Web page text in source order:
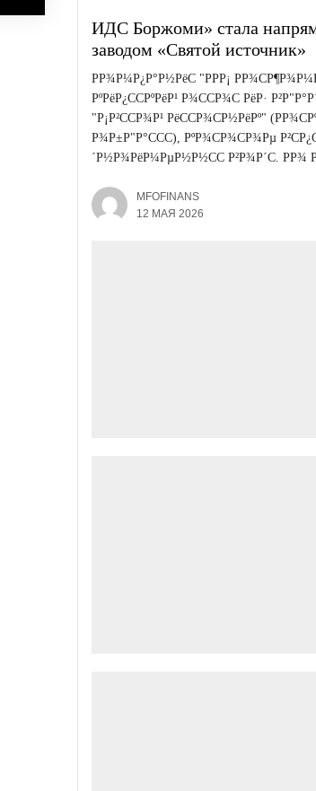
ИДС Боржоми» стала
заводом «Святой источник»
РР¾Р¼Р¿Р°Р½РёС "РРР¡
РºРёР¿ССРºРёР¹ Р¾ССР¾С РёР·
"Р¡Р²ССР¾Р¹ РёССР¾СР½РёРº"
Р¾Р±Р"Р°ССС), РºР¾СР¾СР¾Рµ
´Р½Р¾РёР¼РµР½Р½СС Р²Р¾Р´С. РР¾
MFOFINANS
12 МАЯ 2026